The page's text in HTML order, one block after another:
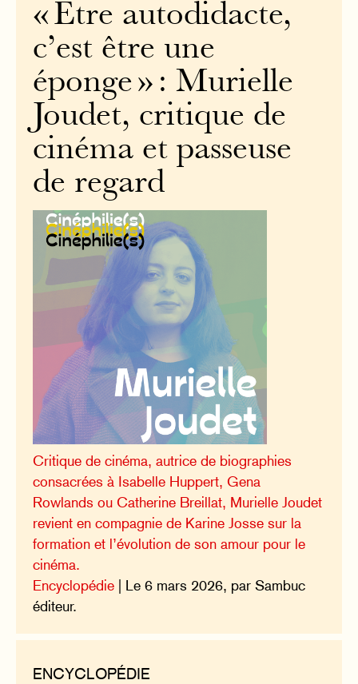
« Être autodidacte,
c’est être une
éponge » : Murielle
Joudet, critique de
cinéma et passeuse
de regard
Critique de cinéma, autrice de biographies
consacrées à Isabelle Huppert, Gena
Rowlands ou Catherine Breillat, Murielle Joudet
revient en compagnie de Karine Josse sur la
formation et l’évolution de son amour pour le
cinéma.
Encyclopédie | Le 6 mars 2026, par Sambuc
éditeur.
ENCYCLOPÉDIE